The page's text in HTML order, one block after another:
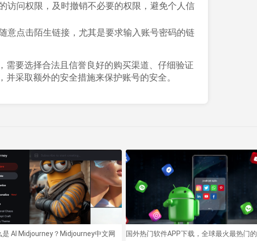
访问权限，及时撤销不必要的权限，避免个人信
意点击陌生链接，尤其是要求输入账号密码的链
需要选择合法且信誉良好的购买渠道、仔细验证
采取额外的安全措施来保护账号的安全。
是 AI Midjourney？Midjourney中文网
国外热门软件APP下载，全球最火最热门的